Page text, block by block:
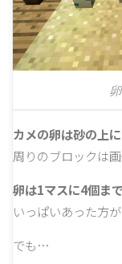
カメの卵は砂の上に
周りのブロックは
卵は1マスに4個まで
いっぱいあった方
でも…